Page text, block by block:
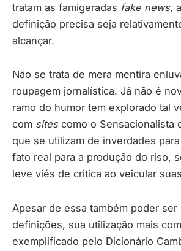
tratam as famigeradas fake news,
definição precisa seja
alcançar.
Não se trata de mera mentira
roupagem jornalística. Já não é
ramo do humor tem explorado tal
com sitescomo o Sensacionalista
que se utilizam de inverdades
fato real para a produção do riso,
leve viés de critica ao veicular
Apesar de essa também poder ser
definições, sua utilização mais
exemplificado pelo Dicionário